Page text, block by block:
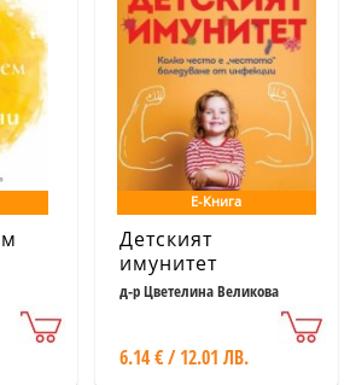
Е-Книга
Детският
имунитет
д-р Цветелина Великова
6.14 € / 12.01 ЛВ.